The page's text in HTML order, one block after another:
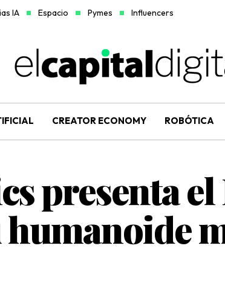
IA Espacio Pymes Influencers
CREATOR ECONOMY ROBÓTICA
presenta